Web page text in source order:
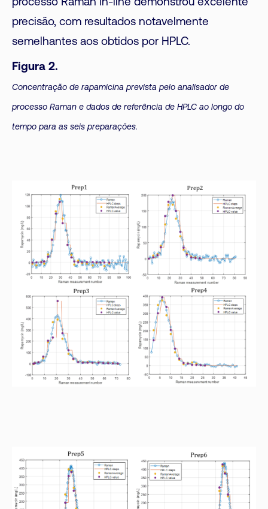
processo Raman in-line demonstrou excelente
precisão, com resultados notavelmente
semelhantes aos obtidos por HPLC.
Figura 2.
Concentração de rapamicina prevista pelo analisador de
processo Raman e dados de referência de HPLC ao longo do
tempo para as seis preparações.